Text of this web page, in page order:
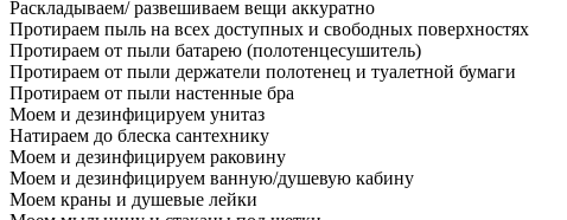
Раскладываем/ развешиваем вещи аккуратно
Протираем пыль на всех доступных и свободных поверхностях
Протираем от пыли батарею (полотенцесушитель)
Протираем от пыли держатели полотенец и туалетной бумаги
Протираем от пыли настенные бра
Моем и дезинфицируем унитаз
Натираем до блеска сантехнику
Моем и дезинфицируем раковину
Моем и дезинфицируем ванную/душевую кабину
Моем краны и душевые лейки